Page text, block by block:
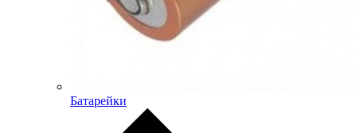
Батарейки